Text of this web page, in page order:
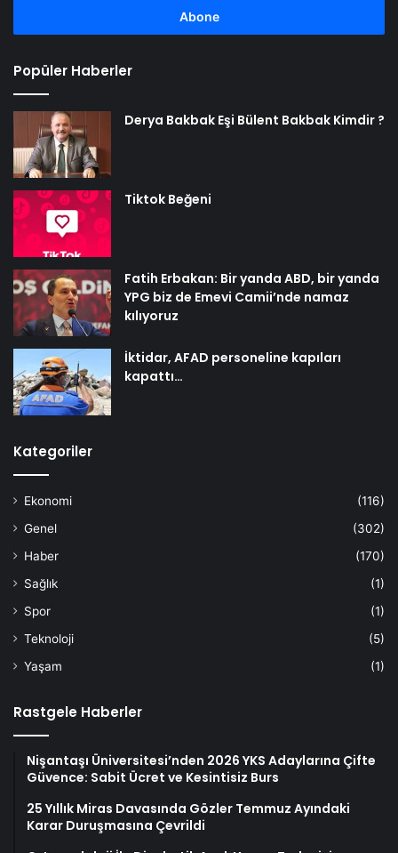
Popüler Haberler
Derya Bakbak Eşi Bülent Bakbak Kimdir ?
Tiktok Beğeni
Fatih Erbakan: Bir yanda ABD, bir yanda
YPG biz de Emevi Camii’nde namaz
kılıyoruz
İktidar, AFAD personeline kapıları
kapattı…
Kategoriler
Ekonomi
(116)
Genel
(302)
Haber
(170)
Sağlık
(1)
Spor
(1)
Teknoloji
(5)
Yaşam
(1)
Rastgele Haberler
Nişantaşı Üniversitesi’nden 2026 YKS Adaylarına Çifte
Güvence: Sabit Ücret ve Kesintisiz Burs
25 Yıllık Miras Davasında Gözler Temmuz Ayındaki
Karar Duruşmasına Çevrildi